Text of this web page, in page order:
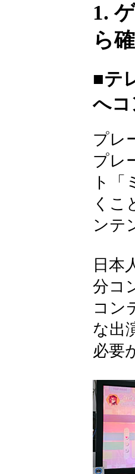
1.
ら
■テ
へ
プレ
プレ
ト
くこ
ンテ
日本
分コ
コン
な出
必要